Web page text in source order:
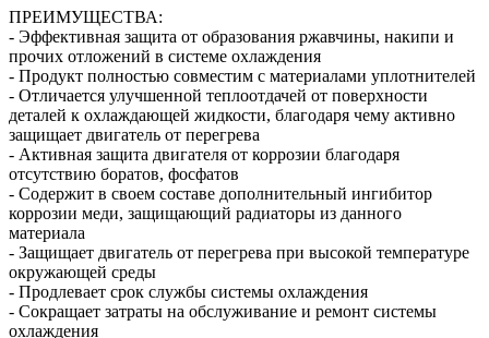
ПРЕИМУЩЕСТВА:
- Эффективная защита от образования ржавчины, накипи и
прочих отложений в системе охлаждения
- Продукт полностью совместим с материалами уплотнителей
- Отличается улучшенной теплоотдачей от поверхности
деталей к охлаждающей жидкости, благодаря чему активно
защищает двигатель от перегрева
- Активная защита двигателя от коррозии благодаря
отсутствию боратов, фосфатов
- Содержит в своем составе дополнительный ингибитор
коррозии меди, защищающий радиаторы из данного
материала
- Защищает двигатель от перегрева при высокой температуре
окружающей среды
- Продлевает срок службы системы охлаждения
- Сокращает затраты на обслуживание и ремонт системы
охлаждения